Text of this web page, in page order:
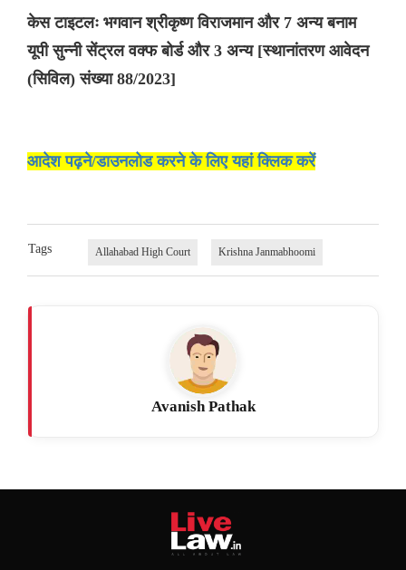
केस टाइटलः भगवान श्रीकृष्ण विराजमान और 7 अन्य बनाम
यूपी सुन्नी सेंट्रल वक्फ बोर्ड और 3 अन्य [स्थानांतरण आवेदन
(सिविल) संख्या 88/2023]
आदेश पढ़ने/डाउनलोड करने के लिए यहां क्लिक करें
Tags Allahabad High Court Krishna Janmabhoomi
Avanish Pathak